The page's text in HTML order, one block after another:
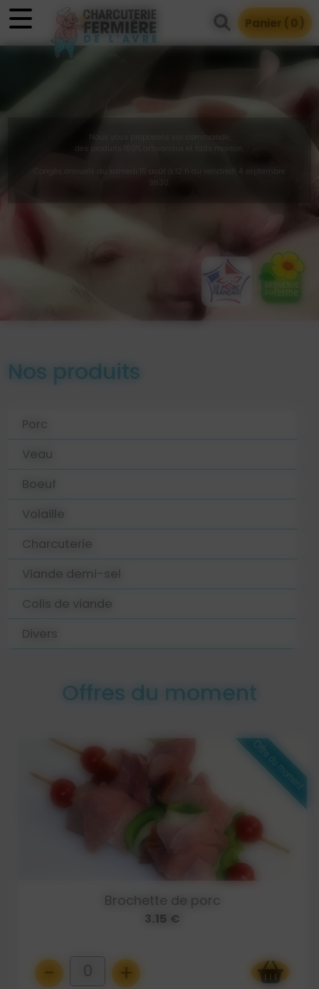
Panneau de gestion des cookies
Panier ( 0 )
Nous vous proposons sur commande,
des produits 100% artisanaux et faits maison.
Nos produits
Porc
Veau
Boeuf
Volaille
Charcuterie
Viande demi-sel
Colis de viande
Divers
Offres du moment
Brochette de porc
3.15 €
- 0 +